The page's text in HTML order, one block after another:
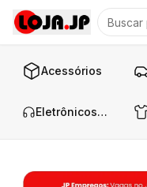
Acessórios
Eletrônicos e Áudio